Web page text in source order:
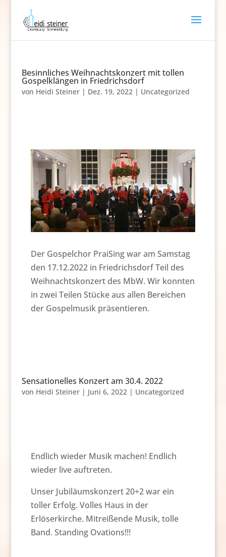
Besinnliches Weihnachtskonzert mit tollen
Gospelklängen in Friedrichsdorf
von Heidi Steiner| Dez. 19, 2022| Uncategorized
Der Gospelchor PraiSing war am Samstag
den 17.12.2022 in Friedrichsdorf Teil des
Weihnachtskonzert des MbW. Wir konnten
in zwei Teilen Stücke aus allen Bereichen
der Gospelmusik präsentieren.
Sensationelles Konzert am 30.4. 2022
von Heidi Steiner| Juni 6, 2022| Uncategorized
Endlich wieder Musik machen! Endlich
wieder live auftreten.
Unser Jubiläumskonzert 20+2 war ein
toller Erfolg. Volles Haus in der
Erlöserkirche. Mitreißende Musik, tolle
Band. Standing Ovations!!!